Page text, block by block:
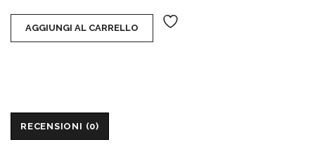
AGGIUNGI AL CARRELLO
RECENSIONI (0)